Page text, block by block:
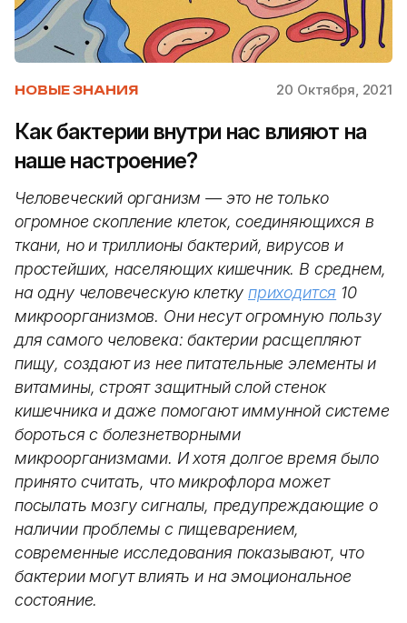
НОВЫЕ ЗНАНИЯ 20 Октября, 2021
Как бактерии внутри нас влияют на
наше настроение?
Человеческий организм — это не только
огромное скопление клеток, соединяющихся в
ткани, но и триллионы бактерий, вирусов и
простейших, населяющих кишечник. В среднем,
на одну человеческую клетку приходится 10
микроорганизмов. Они несут огромную пользу
для самого человека: бактерии расщепляют
пищу, создают из нее питательные элементы и
витамины, строят защитный слой стенок
кишечника и даже помогают иммунной системе
бороться с болезнетворными
микроорганизмами. И хотя долгое время было
принято считать, что микрофлора может
посылать мозгу сигналы, предупреждающие о
наличии проблемы с пищеварением,
современные исследования показывают, что
бактерии могут влиять и на эмоциональное
состояние.